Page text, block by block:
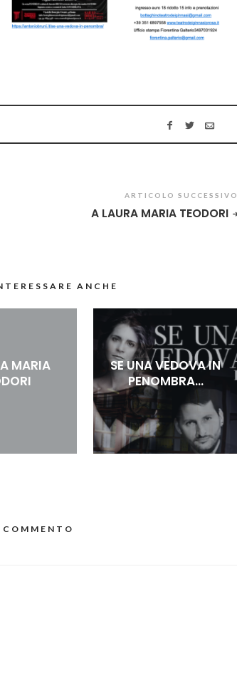
ARTICOLO SUCCESSIVO
A LAURA MARIA TEODORI
ANCHE
MARIA
SE UNA VEDOVA IN
PENOMBRA…